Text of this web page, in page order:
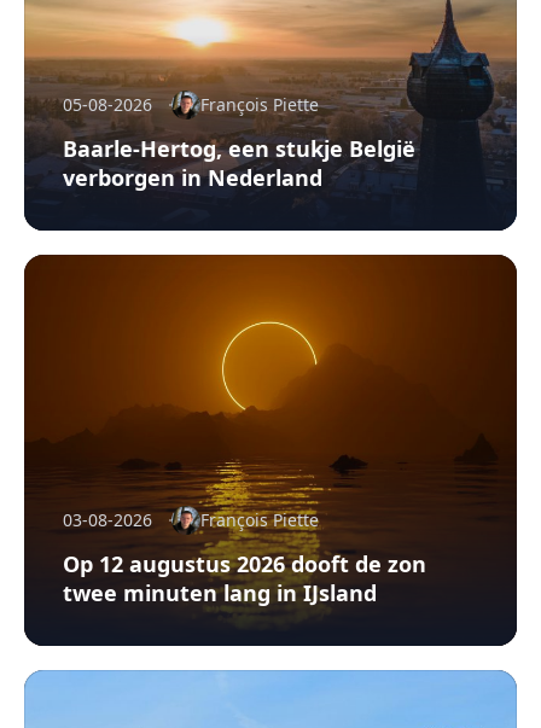
05-08-2026 François Piette
Baarle-Hertog, een stukje België
verborgen in Nederland
03-08-2026 François Piette
Op 12 augustus 2026 dooft de zon
twee minuten lang in IJsland